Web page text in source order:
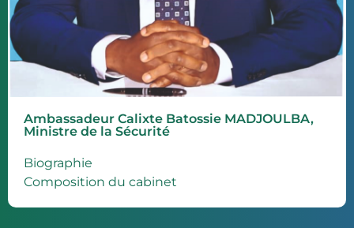
Ambassadeur Calixte Batossie MADJOULBA,
Ministre de la Sécurité
Biographie
Composition du cabinet